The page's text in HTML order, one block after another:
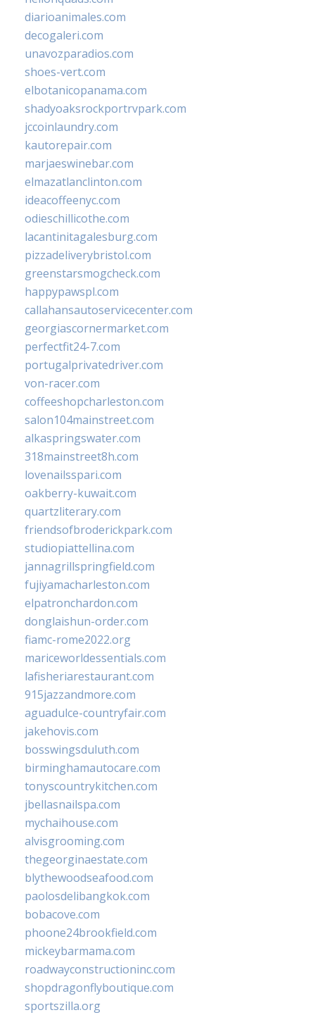
diarioanimales.com
decogaleri.com
unavozparadios.com
shoes-vert.com
elbotanicopanama.com
shadyoaksrockportrvpark.com
jccoinlaundry.com
kautorepair.com
marjaeswinebar.com
elmazatlanclinton.com
ideacoffeenyc.com
odieschillicothe.com
lacantinitagalesburg.com
pizzadeliverybristol.com
greenstarsmogcheck.com
happypawspl.com
callahansautoservicecenter.com
georgiascornermarket.com
perfectfit24-7.com
portugalprivatedriver.com
von-racer.com
coffeeshopcharleston.com
salon104mainstreet.com
alkaspringswater.com
318mainstreet8h.com
lovenailsspari.com
oakberry-kuwait.com
quartzliterary.com
friendsofbroderickpark.com
studiopiattellina.com
jannagrillspringfield.com
fujiyamacharleston.com
elpatronchardon.com
donglaishun-order.com
fiamc-rome2022.org
mariceworldessentials.com
lafisheriarestaurant.com
915jazzandmore.com
aguadulce-countryfair.com
jakehovis.com
bosswingsduluth.com
birminghamautocare.com
tonyscountrykitchen.com
jbellasnailspa.com
mychaihouse.com
alvisgrooming.com
thegeorginaestate.com
blythewoodseafood.com
paolosdelibangkok.com
bobacove.com
phoone24brookfield.com
mickeybarmama.com
roadwayconstructioninc.com
shopdragonflyboutique.com
sportszilla.org